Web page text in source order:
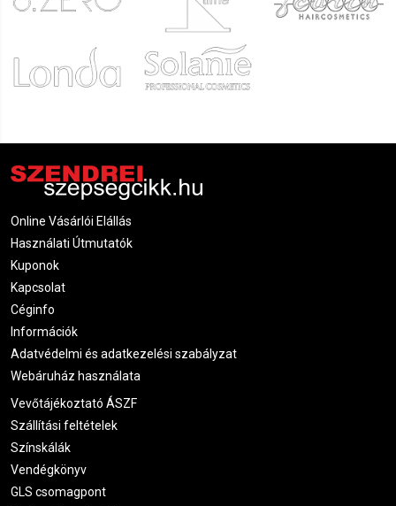
Online Vásárlói Elállás
Használati Útmutatók
Kuponok
Kapcsolat
Céginfo
Információk
Adatvédelmi és adatkezelési szabályzat
Webáruház használata
Vevőtájékoztató ÁSZF
Szállítási feltételek
Színskálák
Vendégkönyv
GLS csomagpont